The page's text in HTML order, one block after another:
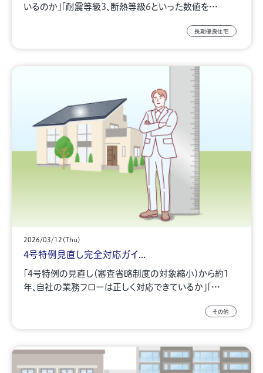
いるのか」「耐震等級3、断熱等級6といった数値を…
長期優良住宅
2026/03/12(Thu)
4号特例見直し完全対応ガイ...
「4号特例の見直し（審査省略制度の対象縮小）から約1
年、自社の業務フローは正しく対応できているか」「…
その他